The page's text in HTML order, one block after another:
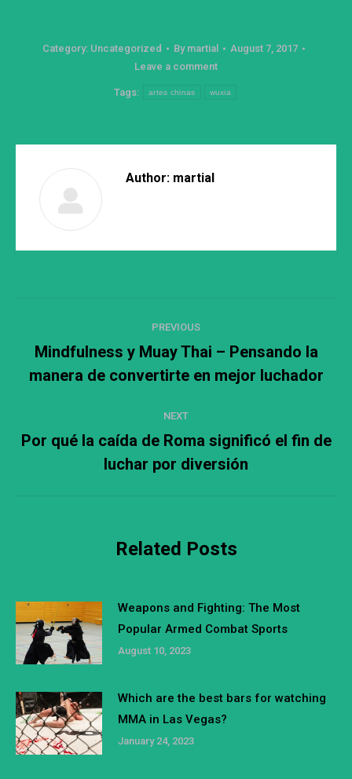
Category: Uncategorized By martial
August 7, 2017
Leave a comment
Tags: artes chinas wuxia
Author: martial
navigation
PREVIOUS
post:
Mindfulness y Muay Thai – Pensando la
manera de convertirte en mejor luchador
NEXT
post:
Por qué la caída de Roma significó el fin de
luchar por diversión
Related Posts
Weapons and Fighting: The Most
Popular Armed Combat Sports
August 10, 2023
Which are the best bars for watching
MMA in Las Vegas?
January 24, 2023